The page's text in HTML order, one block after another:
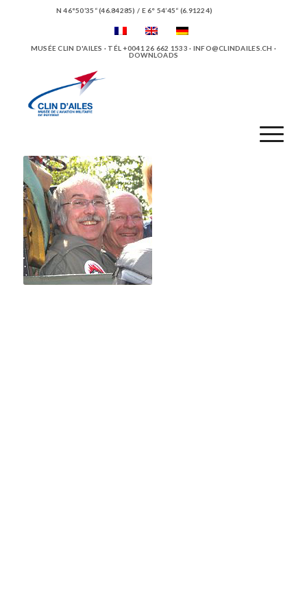
N 46°50’35“ (46.84285) / E 6° 54’45“ (6.91224)
MUSÉE CLIN D'AILES · TÉL +0041 26 662 1533 · INFO@CLINDAILES.CH ·
DOWNLOADS